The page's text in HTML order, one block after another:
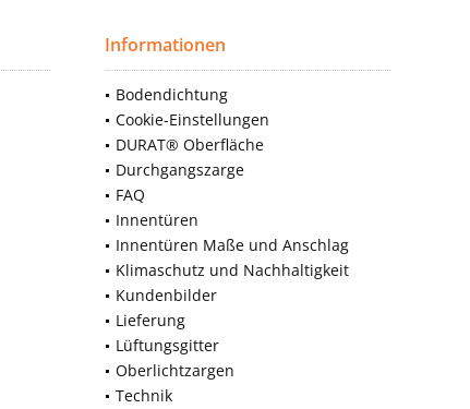
Informationen
Bodendichtung
Cookie-Einstellungen
DURAT® Oberfläche
Durchgangszarge
FAQ
Innentüren
Innentüren Maße und Anschlag
Klimaschutz und Nachhaltigkeit
Kundenbilder
Lieferung
Lüftungsgitter
Oberlichtzargen
Technik